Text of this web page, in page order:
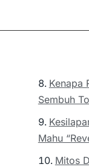
Kenapa
Sembuh
Mahu
Mitos